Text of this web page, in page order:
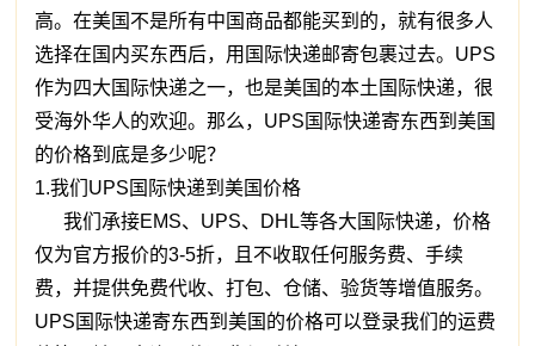
高。在美国不是所有中国商品都能买到的，就有很多人
选择在国内买东西后，用国际快递邮寄包裹过去。UPS
作为四大国际快递之一，也是美国的本土国际快递，很
受海外华人的欢迎。那么，UPS国际快递寄东西到美国
的价格到底是多少呢？
1.我们UPS国际快递到美国价格
我们承接EMS、UPS、DHL等各大国际快递，价格
仅为官方报价的3-5折，且不收取任何服务费、手续
费，并提供免费代收、打包、仓储、验货等增值服务。
UPS国际快递寄东西到美国的价格可以登录我们的运费